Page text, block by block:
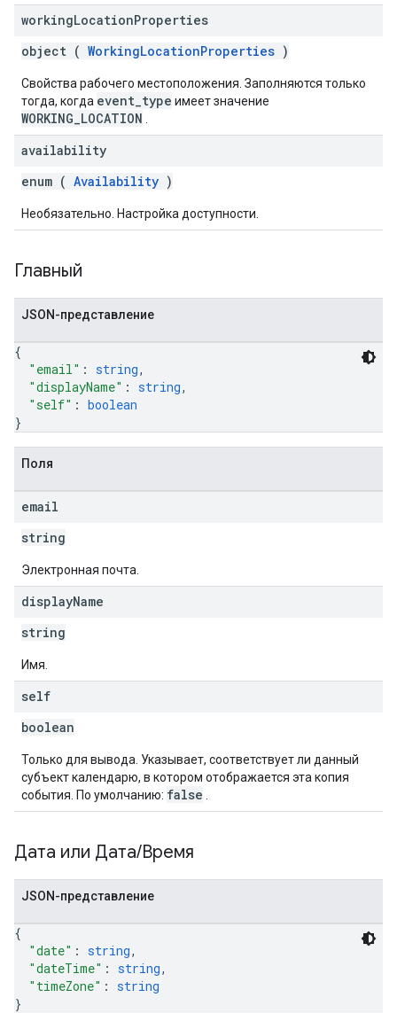
workingLocationProperties
object ( WorkingLocationProperties )
Свойства рабочего местоположения. Заполняются только
тогда, когда event_type имеет значение
WORKING_LOCATION
availability
enum ( Availability )
Необязательно. Настройка доступности.
Главный
JSON-представление
{
"email" : string,
"displayName" : string,
"self" : boolean
}
Поля
email
string
Электронная почта.
displayName
string
Имя.
self
boolean
Только для вывода. Указывает, соответствует ли данный
субъект календарю, в котором отображается эта копия
события. По умолчанию: false
Дата или Дата/Время
JSON-представление
{
"date" : string,
"dateTime" : string,
"timeZone" : string
}